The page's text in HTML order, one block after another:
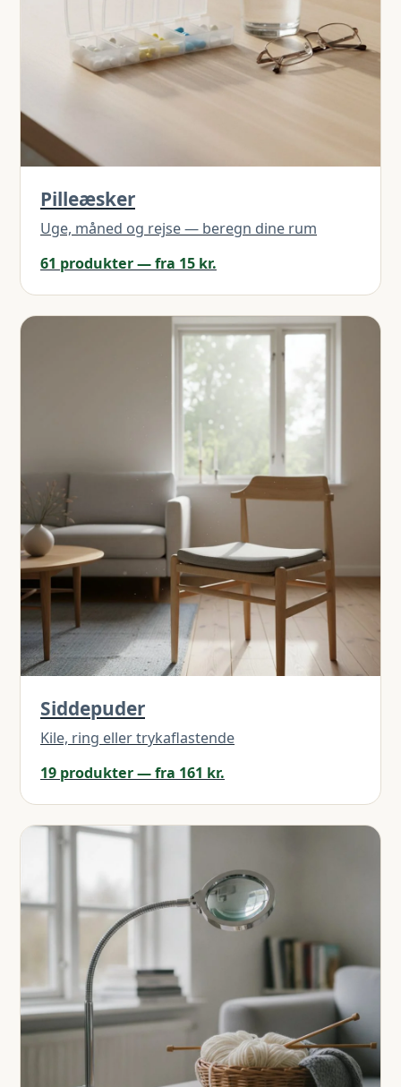
Pilleæsker
Uge, måned og rejse — beregn dine rum
61 produkter — fra 15 kr.
Siddepuder
Kile, ring eller trykaflastende
19 produkter — fra 161 kr.